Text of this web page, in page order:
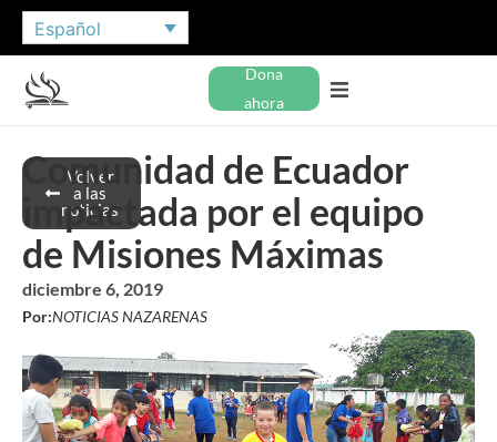
Español
Dona
ahora
Volver
a las
noticias
Comunidad de Ecuador
impactada por el equipo
de Misiones Máximas
diciembre 6, 2019
Por:NOTICIAS NAZARENAS